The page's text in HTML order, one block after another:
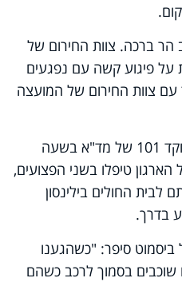
הר ברכה. צוות החירום של
על פיגוע קשה עם נפגעים
עם צוות החירום של המועצה
הדיווח על האירוע התקבל במוקד 101 של מד"א בשעה
הארגון טיפלו בשני הפצועים,
לבית החולים בילינסון
בדרך.
סיפר: "כשהגענו
שוכבים בסמוך לרכב כשהם